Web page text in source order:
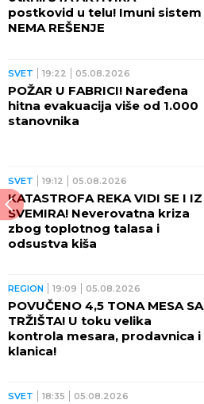
postkovid u telu! Imuni sistem
NEMA REŠENJE
SVET 19:22 05.08.2026
POŽAR U FABRICI! Naređena
hitna evakuacija više od 1.000
stanovnika
SVET 19:12 05.08.2026
KATASTROFA REKA VIDI SE I IZ
SVEMIRA! Neverovatna kriza
zbog toplotnog talasa i
odsustva kiša
REGION 19:09 05.08.2026
POVUČENO 4,5 TONA MESA SA
TRŽIŠTA! U toku velika
kontrola mesara, prodavnica i
klanica!
SVET 18:35 05.08.2026